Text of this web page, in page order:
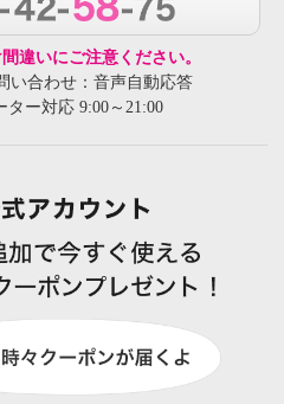
違いにご注意ください。
い合わせ：音声自動応答
ター対応 9:00～21:00